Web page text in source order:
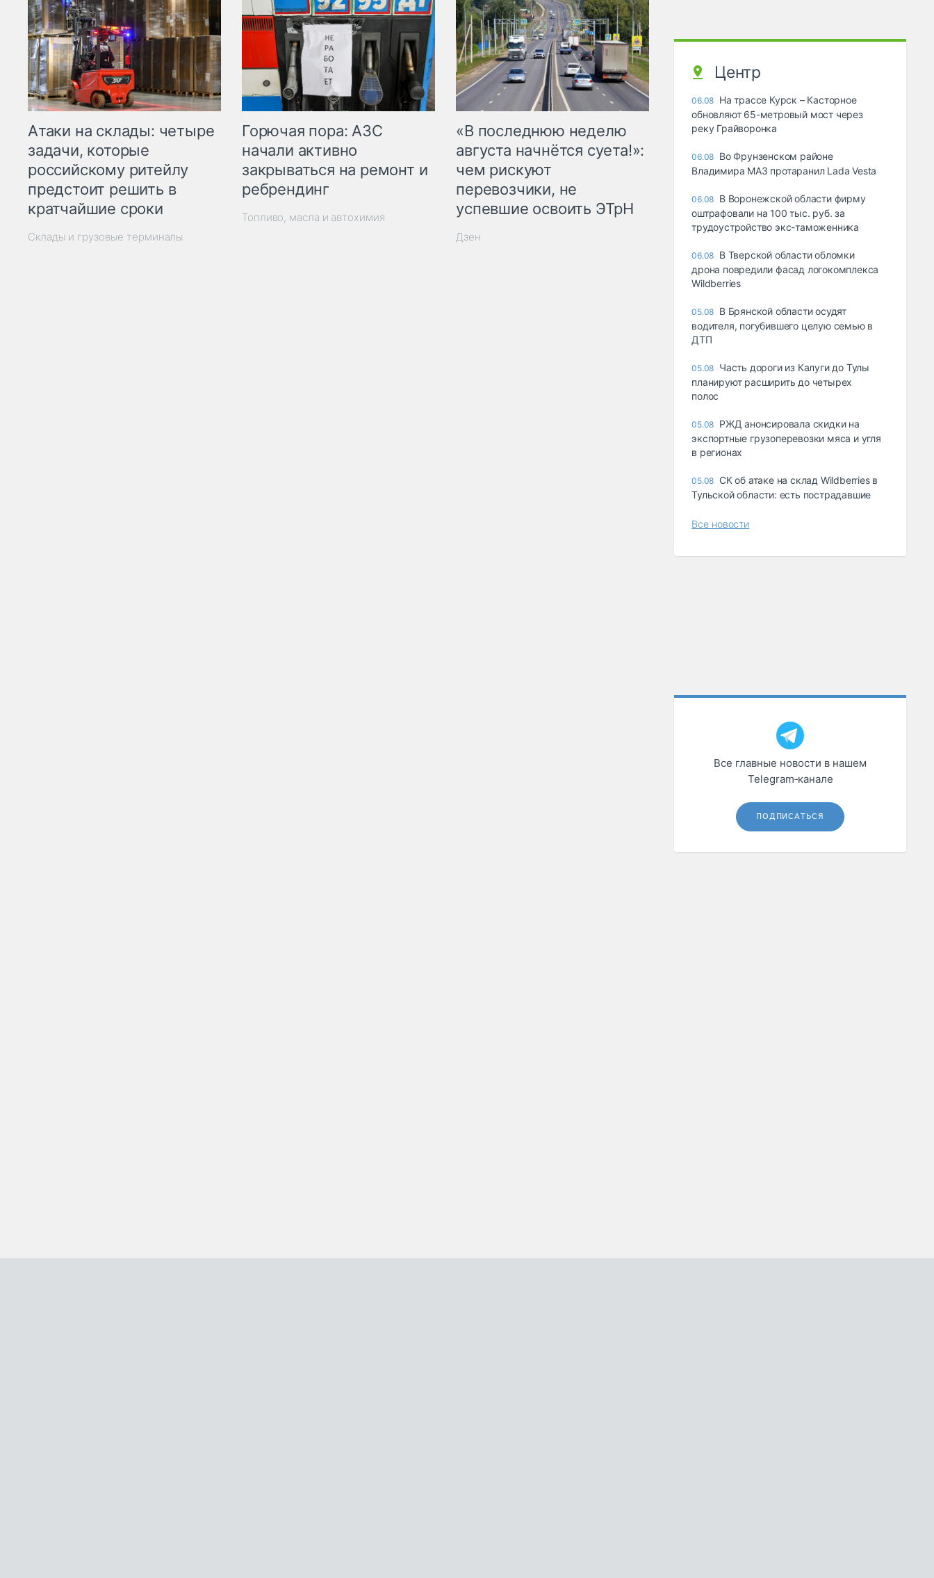
Атаки на склады: четыре
задачи, которые
российскому ритейлу
предстоит решить в
кратчайшие сроки
Склады и грузовые терминалы
Горючая пора: АЗС
начали активно
закрываться на ремонт и
ребрендинг
Топливо, масла и автохимия
«В последнюю неделю
августа начнётся суета!»:
чем рискуют
перевозчики, не
успевшие освоить ЭТрН
Дзен
Центр
06.08 На трассе Курск – Касторное
обновляют 65-метровый мост через
реку Грайворонка
06.08 Во Фрунзенском районе
Владимира МАЗ протаранил Lada Vesta
06.08 В Воронежской области фирму
оштрафовали на 100 тыс. руб. за
трудоустройство экс-таможенника
06.08 В Тверской области обломки
дрона повредили фасад логокомплекса
Wildberries
05.08 В Брянской области осудят
водителя, погубившего целую семью в
ДТП
05.08 Часть дороги из Калуги до Тулы
планируют расширить до четырех
полос
05.08 РЖД анонсировала скидки на
экспортные грузоперевозки мяса и угля
в регионах
05.08 СК об атаке на склад Wildberries в
Тульской области: есть пострадавшие
Все новости
Все главные новости в нашем
Telegram‑канале
ПОДПИСАТЬСЯ